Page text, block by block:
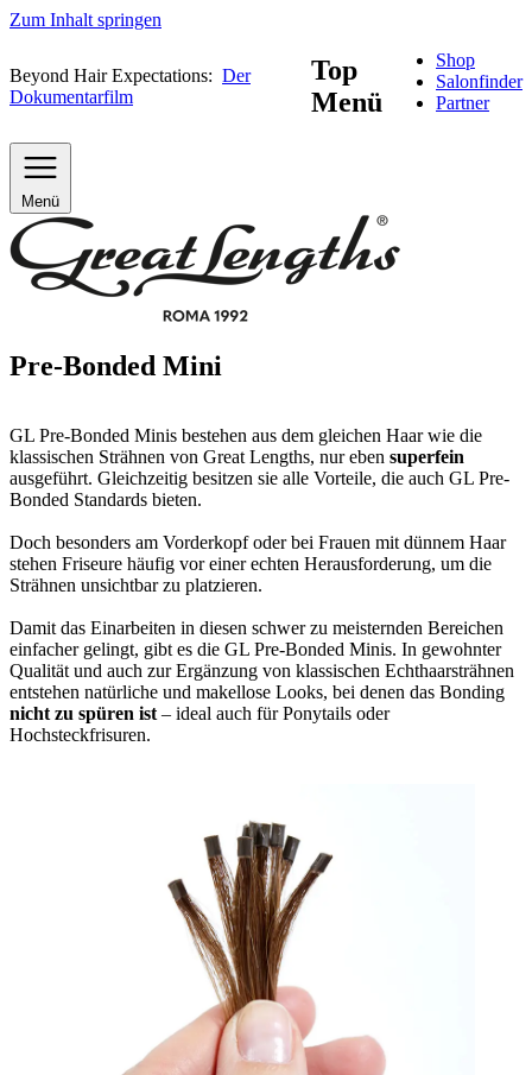
Zum Inhalt springen
Beyond Hair Expectations: Der
Dokumentarfilm
Top
Menü
Shop
Salonfinder
Partner
Menü
Pre-Bonded Mini
GL Pre-Bonded Minis bestehen aus dem gleichen Haar wie die
klassischen Strähnen von Great Lengths, nur eben superfein
ausgeführt. Gleichzeitig besitzen sie alle Vorteile, die auch GL Pre-
Bonded Standards bieten.
Doch besonders am Vorderkopf oder bei Frauen mit dünnem Haar
stehen Friseure häufig vor einer echten Herausforderung, um die
Strähnen unsichtbar zu platzieren.
Damit das Einarbeiten in diesen schwer zu meisternden Bereichen
einfacher gelingt, gibt es die GL Pre-Bonded Minis. In gewohnter
Qualität und auch zur Ergänzung von klassischen Echthaarsträhnen
entstehen natürliche und makellose Looks, bei denen das Bonding
nicht zu spüren ist – ideal auch für Ponytails oder
Hochsteckfrisuren.